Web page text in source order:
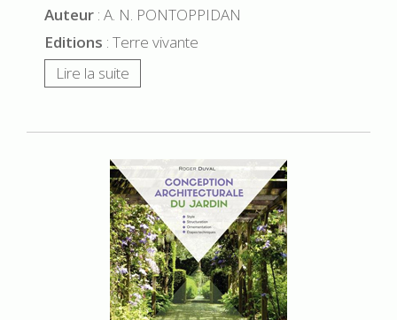
Auteur : A. N. PONTOPPIDAN
Editions : Terre vivante
Lire la suite